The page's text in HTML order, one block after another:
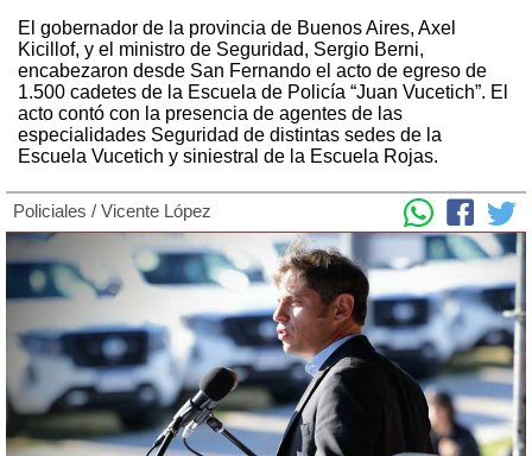
El gobernador de la provincia de Buenos Aires, Axel
Kicillof, y el ministro de Seguridad, Sergio Berni,
encabezaron desde San Fernando el acto de egreso de
1.500 cadetes de la Escuela de Policía “Juan Vucetich”. El
acto contó con la presencia de agentes de las
especialidades Seguridad de distintas sedes de la
Escuela Vucetich y siniestral de la Escuela Rojas.
Policiales / Vicente López